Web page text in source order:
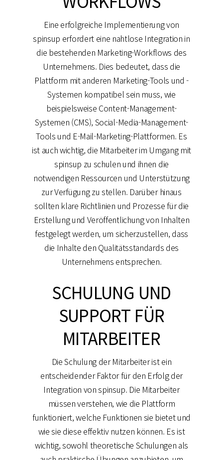
Eine erfolgreiche Implementierung von
spinsup erfordert eine nahtlose Integration in
die bestehenden Marketing-Workflows des
Unternehmens. Dies bedeutet, dass die
Plattform mit anderen Marketing-Tools und -
Systemen kompatibel sein muss, wie
beispielsweise Content-Management-
Systemen (CMS), Social-Media-Management-
Tools und E-Mail-Marketing-Plattformen. Es
ist auch wichtig, die Mitarbeiter im Umgang mit
spinsup zu schulen und ihnen die
notwendigen Ressourcen und Unterstützung
zur Verfügung zu stellen. Darüber hinaus
sollten klare Richtlinien und Prozesse für die
Erstellung und Veröffentlichung von Inhalten
festgelegt werden, um sicherzustellen, dass
die Inhalte den Qualitätsstandards des
Unternehmens entsprechen.
SCHULUNG UND
SUPPORT FÜR
MITARBEITER
Die Schulung der Mitarbeiter ist ein
entscheidender Faktor für den Erfolg der
Integration von spinsup. Die Mitarbeiter
müssen verstehen, wie die Plattform
funktioniert, welche Funktionen sie bietet und
wie sie diese effektiv nutzen können. Es ist
wichtig, sowohl theoretische Schulungen als